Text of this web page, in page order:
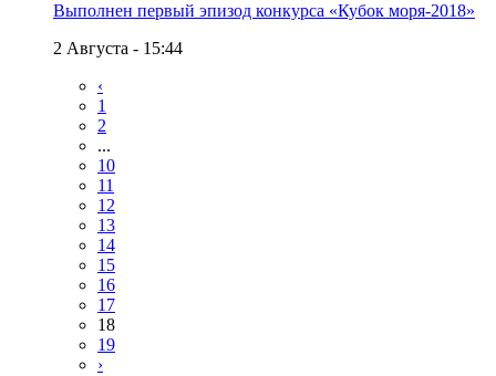
Выполнен первый эпизод конкурса «Кубок моря-2018»
2 Августа - 15:44
‹
1
2
...
10
11
12
13
14
15
16
17
18
19
›